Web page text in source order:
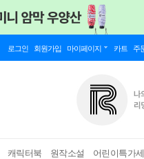
로그인 회원가입 마이페이지 카트 주
캐릭터북 원작소설 어린이특가